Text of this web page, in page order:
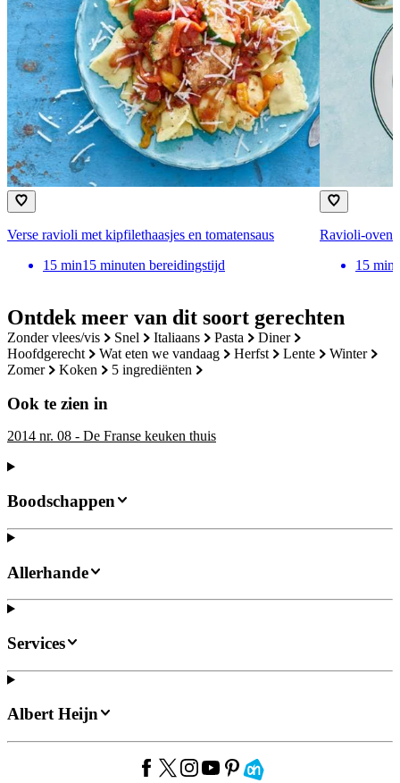
Ontdek meer van dit soort gerechten
zonder vlees/vis snel italiaans pasta
diner
hoofdgerecht
wat eten we vandaag herfst lente
winter
zomer
koken 5 ingrediënten
Ook te zien in
2014 nr. 08 - De Franse keuken thuis
Verse ravioli met kipfilethaasjes en tomatensaus
15 min15 minuten bereidingstijd
Ravioli-
15 min
Boodschappen
Allerhande
Services
Albert Heijn